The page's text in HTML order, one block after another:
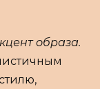
образа.